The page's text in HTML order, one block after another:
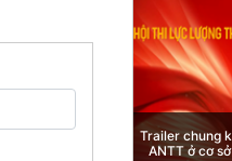
Phòng Quản
quy định mới
của công